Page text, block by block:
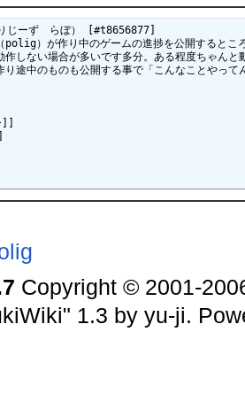
ーず　らぼ） [#t8656877]
polig）が作り中のゲームの進捗を公開するとこ
作しない場合が多いです多分。ある程度ちゃん
り途中のものも公開する事で「こんなことやっ
Copyright © 2001-
1.3 by yu-ji.